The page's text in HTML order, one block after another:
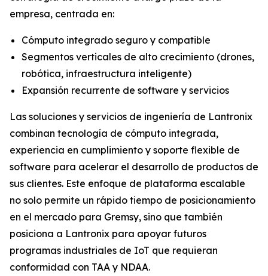
empresa, centrada en:
Cómputo integrado seguro y compatible
Segmentos verticales de alto crecimiento (drones,
robótica, infraestructura inteligente)
Expansión recurrente de software y servicios
Las soluciones y servicios de ingeniería de Lantronix
combinan tecnología de cómputo integrada,
experiencia en cumplimiento y soporte flexible de
software para acelerar el desarrollo de productos de
sus clientes. Este enfoque de plataforma escalable
no solo permite un rápido tiempo de posicionamiento
en el mercado para Gremsy, sino que también
posiciona a Lantronix para apoyar futuros
programas industriales de IoT que requieran
conformidad con TAA y NDAA.